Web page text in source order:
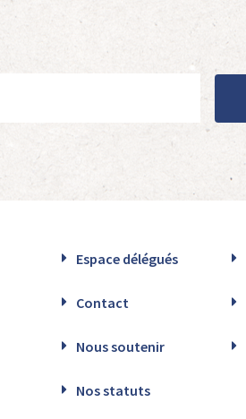
Espace délégués
Contact
Nous soutenir
Nos statuts